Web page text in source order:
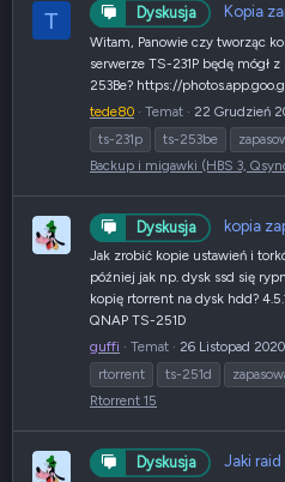
T Dyskusja Kopia
Witam, Panowie czy tworząc
serwerze TS-231P będę mógł
253Be? https://
tede80
Temat 22 Grudzień
ts-231p
ts-253be
Backup i migawki (HBS 3,
Dyskusja kopia
Jak zrobić kopie ustawień i
później jak np. dysk ssd się
kopię rtorrent na dysk hdd?
QNAP TS-251D
guffi
Temat 26 Listopad 2020
rtorrent
ts-251d
Rtorrent 15
Dyskusja Jaki